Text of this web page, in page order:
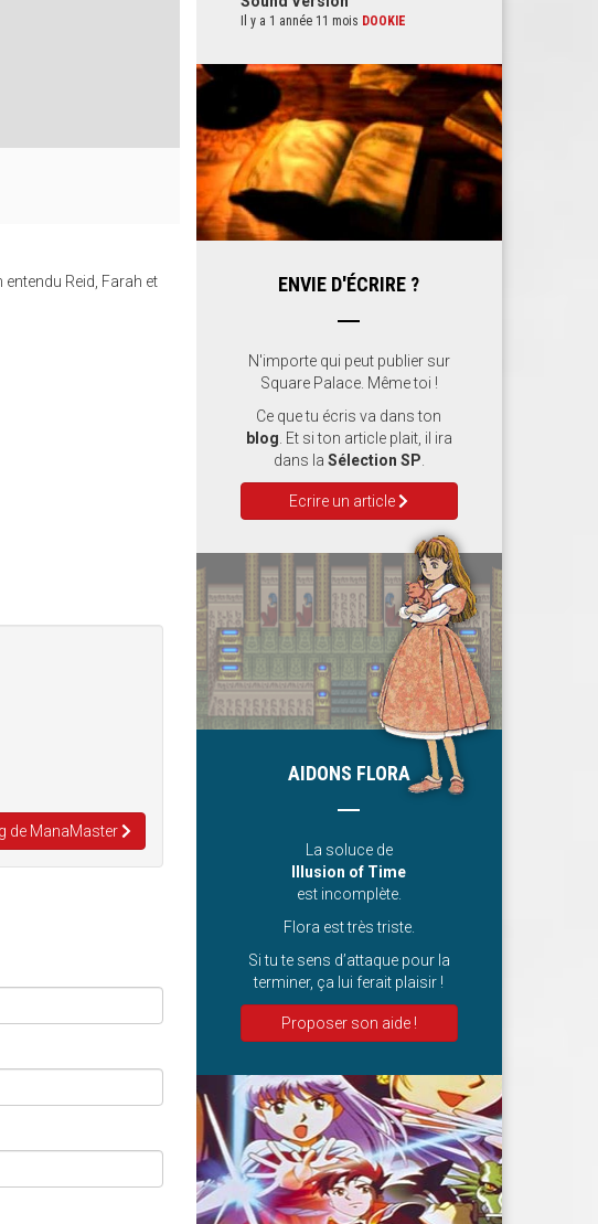
Reid, Farah et
de ManaMaster
Il y a 1 année 11 mois DOOKIE
ENVIE D'ÉCRIRE ?
N'importe qui peut publier sur
Square Palace. Même toi !
Ce que tu écris va dans ton
blog . Et si ton article plait, il ira
dans la Sélection SP
Ecrire un article
AIDONS FLORA
La soluce de
Illusion of Time
est incomplète.
Flora est très triste.
Si tu te sens d’attaque pour la
terminer, ça lui ferait plaisir !
Proposer son aide !